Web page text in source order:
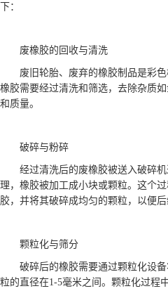
下：
废橡胶的回收与清洗
废旧轮胎、废弃的橡胶制品是彩
橡胶需要经过清洗和筛选，去除杂质
和质量。
破碎与粉碎
经过清洗后的废橡胶被送入破碎
理，橡胶被加工成小块或颗粒。这个
胶，并将其破碎成均匀的颗粒，以便后
颗粒化与筛分
破碎后的橡胶需要通过颗粒化设
粒的直径在1-5毫米之间。颗粒化过程